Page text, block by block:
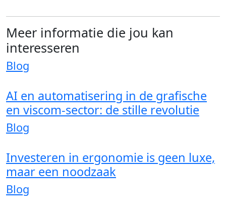
Meer informatie die jou kan
interesseren
Blog
AI en automatisering in de grafische
en viscom-sector: de stille revolutie
Blog
Investeren in ergonomie is geen luxe,
maar een noodzaak
Blog